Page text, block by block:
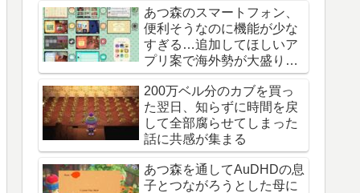
あつ森のスマートフォン、
便利そうなのに機能が少な
すぎる…追加してほしいア
プリ案で海外勢が大盛り上
がり
200万ベル分のカブを買っ
た翌日、知らずに時間を戻
して全部腐らせてしまった
話に共感が集まる
あつ森を通してAuDHDの息
子とつながろうとした母に